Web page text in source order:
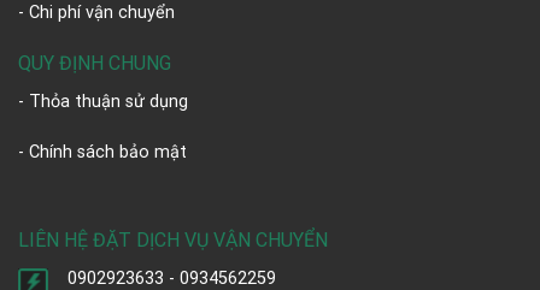
- Chi phí vận chuyển
QUY ĐỊNH CHUNG
- Thỏa thuận sử dụng
- Chính sách bảo mật
LIÊN HỆ ĐẶT DỊCH VỤ VẬN CHUYỂN
0902923633 - 0934562259